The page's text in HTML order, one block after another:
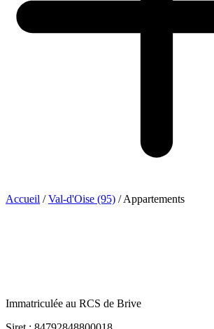
Accueil / Val-d'Oise (95) / Appartements
Immatriculée au RCS de Brive